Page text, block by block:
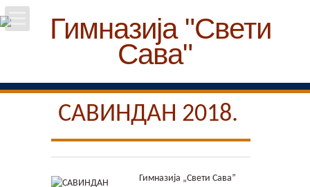
САВИНДАН 2018.
Гимназија „Свети Сава”